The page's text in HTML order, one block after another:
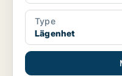
Type
Lägenhet